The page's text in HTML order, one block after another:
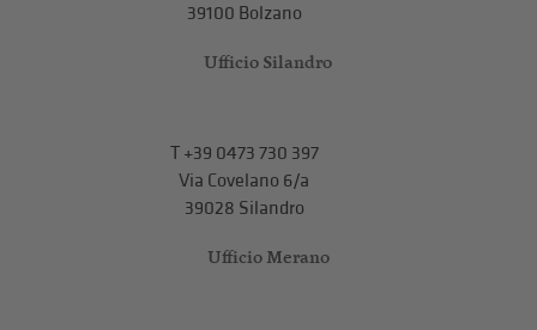
39100 Bolzano
Ufficio Silandro
T+39 0473 730 397
Via Covelano 6/a
39028 Silandro
Ufficio Merano